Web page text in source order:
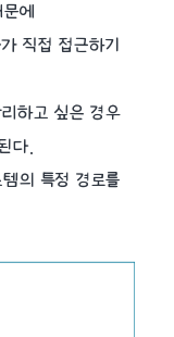
에
직접 접근하기
하고 싶은 경우
다.
의 특정 경로를